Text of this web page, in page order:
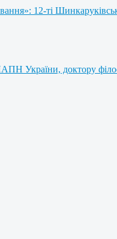
12-ті
України, доктору